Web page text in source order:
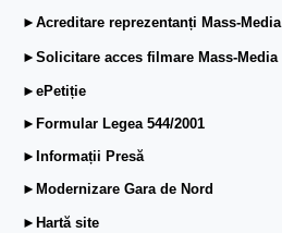
►Acreditare reprezentanți Mass-Media
►Solicitare acces filmare Mass-Media
►ePetiție
►Formular Legea 544/2001
►Informații Presă
►Modernizare Gara de Nord
►Hartă site